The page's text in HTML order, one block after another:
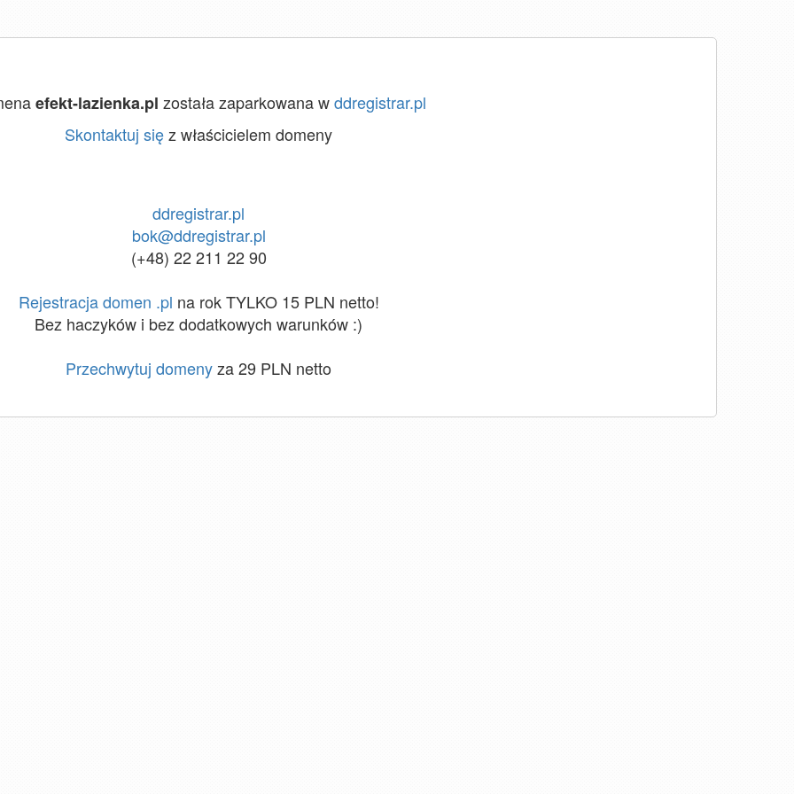
efekt-lazienka.pl została zaparkowana wddregistrar.pl
Skontaktuj sięz właścicielem domeny
ddregistrar.pl
bok@ddregistrar.pl
(+48) 22 211 22 90
Rejestracja domen .pl na rok TYLKO 15 PLN netto!
Bez haczyków i bez dodatkowych warunków :)
Przechwytuj domenyza 29 PLN netto